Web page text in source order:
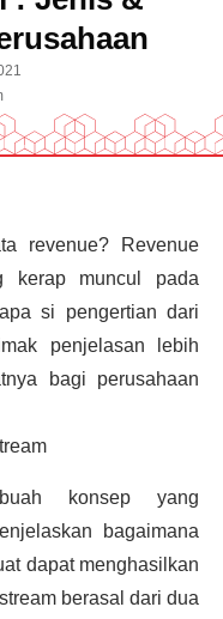
revenue? Revenue
kerap muncul pada
si pengertian dari
penjelasan lebih
bagi perusahaan
konsep yang
bagaimana
dapat menghasilkan
berasal dari dua